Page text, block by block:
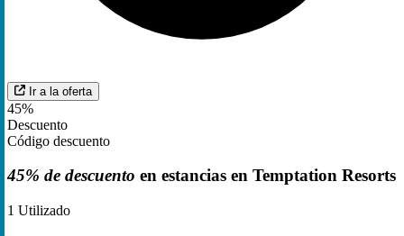
Ir a la oferta
45%
Descuento
Código descuento
45% de descuento en estancias en Temptation Resorts
1 Utilizado